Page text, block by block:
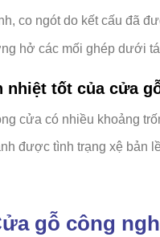
co ngót do kết cấu đã
hở các mối ghép dưới
nhiệt tốt của cửa
cửa có nhiều khoảng
được tình trạng xệ bản
gỗ công